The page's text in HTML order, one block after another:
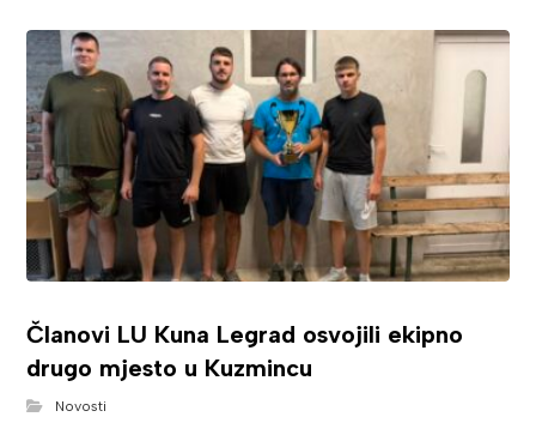
Članovi LU Kuna Legrad osvojili ekipno
drugo mjesto u Kuzmincu
Novosti